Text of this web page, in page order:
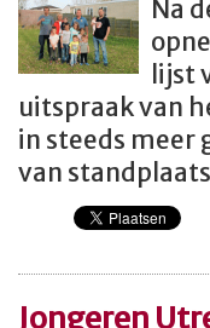
Na
lijst
uitspraak van
in steeds meer
van
Jongeren